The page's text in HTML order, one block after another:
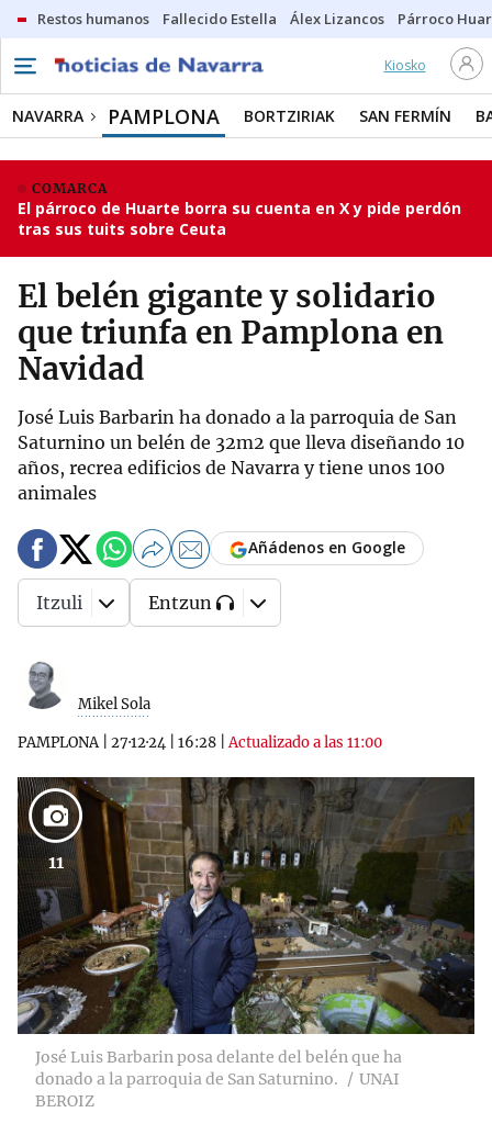
Restos humanos Fallecido Estella Álex Lizancos Párroco
Kiosko
NAVARRA PAMPLONA BORTZIRIAK SAN FERMÍN
COMARCA
El párroco de Huarte borra su cuenta en X y pide perdón
tras sus tuits sobre Ceuta
El belén gigante y solidario
que triunfa en Pamplona en
Navidad
José Luis Barbarin ha donado a la parroquia de San
Saturnino un belén de 32m2 que lleva diseñando 10
años, recrea edificios de Navarra y tiene unos 100
animales
Mikel Sola
PAMPLONA| 27·12·24 16:28 |Actualizado a las 11:00
Añádenos en Google
Itzuli Entzun
11
José Luis Barbarin posa delante del belén que ha
donado a la parroquia de San Saturnino.
UNAI
BEROIZ